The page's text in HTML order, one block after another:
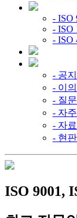
- ISO
- ISO
- ISO
- 공
- 이
- 질
- 자
- 자
- 현
ISO 9001,